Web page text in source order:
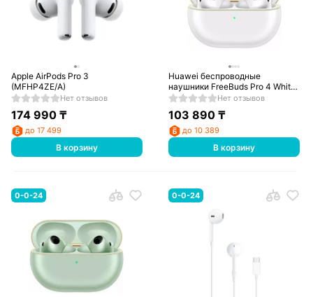
Apple AirPods Pro 3
(MFHP4ZE/A)
Нет отзывов
174 990₸
до 17 499
В корзину
Huawei беспроводные
наушники FreeBuds Pro 4 White
(Piano-T180)Нет отзывов
103 890 ₸
до 10 389
В корзину
0-0-24 0-0-24